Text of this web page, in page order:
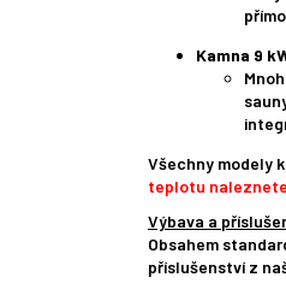
Kamna 9
Všechny modely
teplotu naleznete
Výbava a
Obsahem
příslušenství z